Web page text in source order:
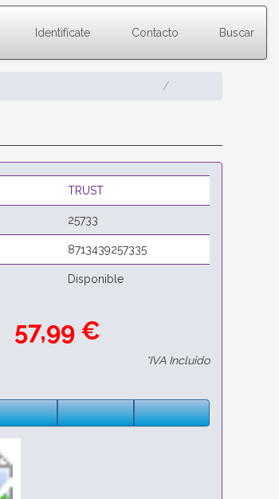
Identifícate Contacto Buscar
TRUST
25733
8713439257335
Disponible
57,99 €
*IVA Incluido